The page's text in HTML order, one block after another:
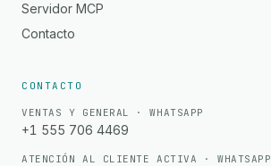
Servidor MCP
Contacto
CONTACTO
VENTAS Y GENERAL · WHATSAPP
+1 555 706 4469
ATENCIÓN AL CLIENTE ACTIVA · WHATSAPP